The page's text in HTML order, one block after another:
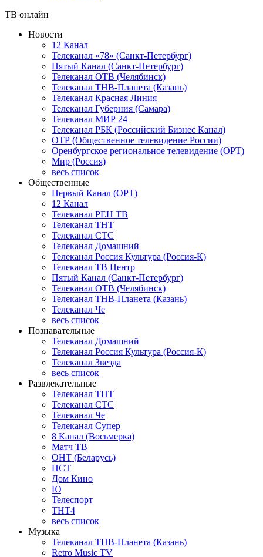
ТВ онлайн
Новости
12 Канал
Телеканал «78» (Санкт-Петербург)
Пятый Канал (Санкт-Петербург)
Телеканал ОТВ (Челябинск)
Телеканал ТНВ-Планета (Казань)
Телеканал Красная Линия
Телеканал Губерния (Самара)
Телеканал МИР 24
Телеканал РБК (Российский Бизнес Канал)
ОТР (Общественное телевидение России)
Оренбургское региональное телевидение (ОРТ)
Мир (Россия)
весь список
Общественные
Первый Канал (ОРТ)
12 Канал
Телеканал РЕН ТВ
Телеканал ТНТ
Телеканал СТС
Телеканал Домашний
Телеканал Россия Культура (Россия-К)
Телеканал ТВ Центр
Пятый Канал (Санкт-Петербург)
Телеканал ОТВ (Челябинск)
Телеканал ТНВ-Планета (Казань)
Телеканал Че
весь список
Познавательные
Телеканал Домашний
Телеканал Россия Культура (Россия-К)
Телеканал Звезда
весь список
Развлекательные
Телеканал ТНТ
Телеканал СТС
Телеканал Че
Телеканал Супер
8 Канал (Восьмерка)
Матч ТВ
ОНТ (Беларусь)
НСТ
Дом Кино
Ю
Телеспорт
ТНТ4
весь список
Музыка
Телеканал ТНВ-Планета (Казань)
Retro Music TV